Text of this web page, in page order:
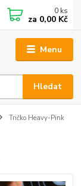
Menu
Hledat
0 ks
za 0,00 Kč
Tričko Heavy-Pink